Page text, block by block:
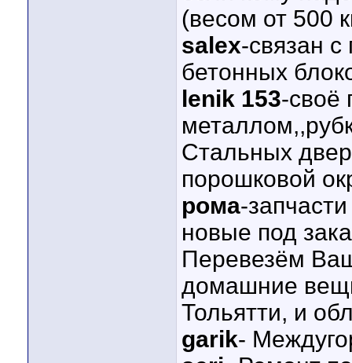
(весом от 500
salex-связан
бетонных
lenik 153-своё
Стальных
порошковой
рома-
новые под
Перевезём
домашние
Тольятти, и
garik-